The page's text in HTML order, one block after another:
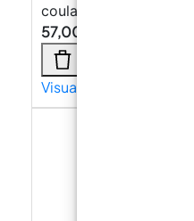
coulage de béton
57,00
Visualizza di più →